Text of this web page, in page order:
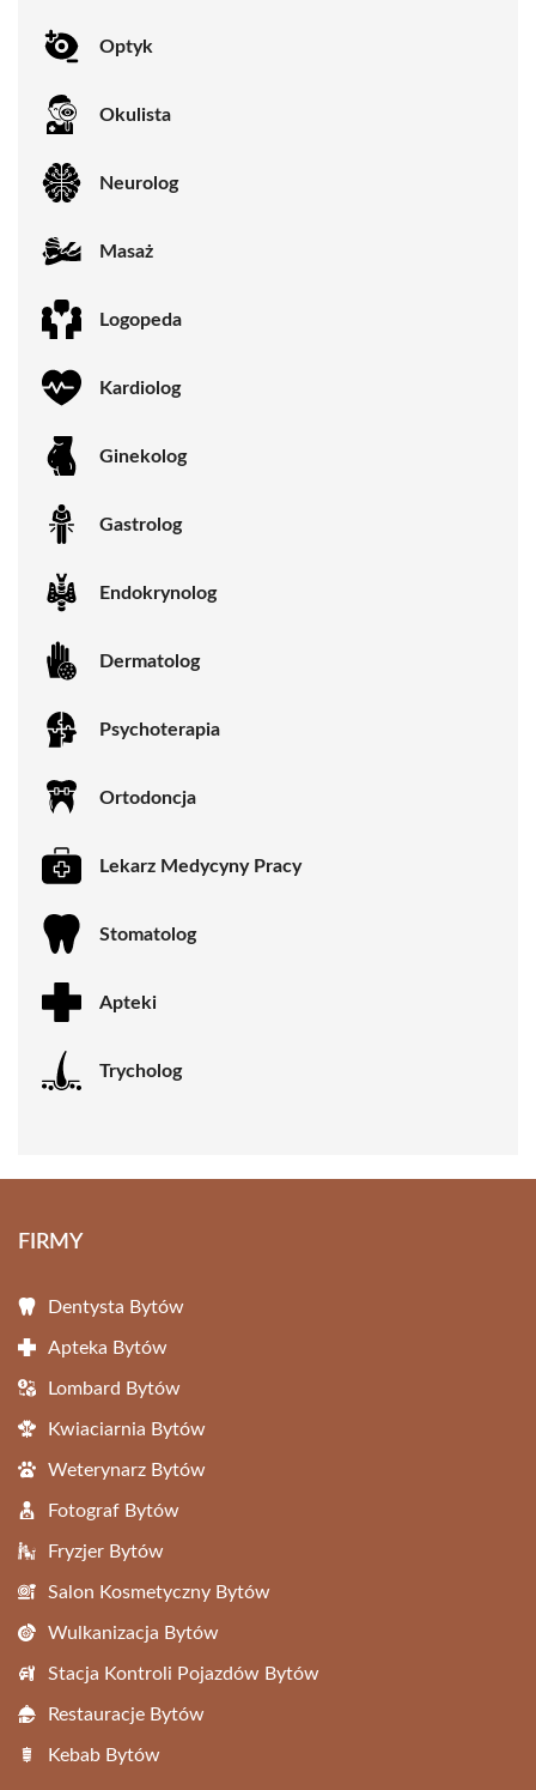
Optyk
Okulista
Neurolog
Masaż
Logopeda
Kardiolog
Ginekolog
Gastrolog
Endokrynolog
Dermatolog
Psychoterapia
Ortodoncja
Lekarz Medycyny Pracy
Stomatolog
Apteki
Trycholog
FIRMY
Dentysta Bytów
Apteka Bytów
Lombard Bytów
Kwiaciarnia Bytów
Weterynarz Bytów
Fotograf Bytów
Fryzjer Bytów
Salon Kosmetyczny Bytów
Wulkanizacja Bytów
Stacja Kontroli Pojazdów Bytów
Restauracje Bytów
Kebab Bytów